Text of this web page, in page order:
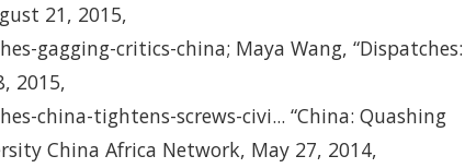
21, 2015,
gagging-critics-china; Maya Wang, “Dispatches:
2015,
china-tightens-screws-civi... “China: Quashing
China Africa Network, May 27, 2014,